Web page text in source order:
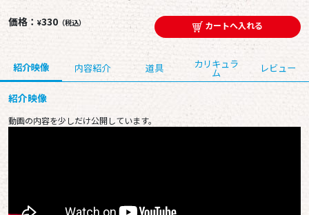
価格： ¥330 （税込） カートへ入れる
紹介映像 内容紹介 道具 カリキュラ
ム レビュー
紹介映像
動画の内容を少しだけ公開しています。